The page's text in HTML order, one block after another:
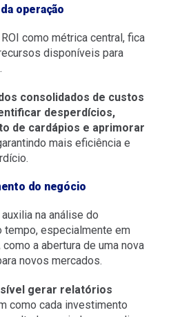
operação
como métrica central, fica
disponíveis para
consolidados de custos
desperdícios,
de cardápios e aprimorar
mais eficiência e
do negócio
na análise do
tempo, especialmente em
a abertura de uma nova
novos mercados.
gerar relatórios
como cada investimento